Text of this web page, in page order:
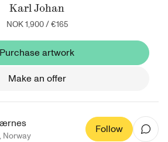
Karl Johan
NOK 1,900/€165
Purchase artwork
Make an offer
, Norway
Follow